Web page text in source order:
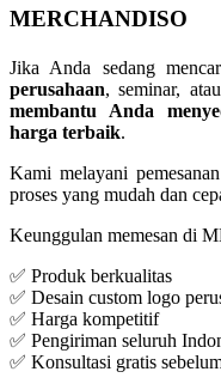
MERCHANDISO
Jika Anda sedang
perusahaan, seminar,
membantu Anda
harga terbaik.
Kami melayani
proses yang mudah dan
Keunggulan memesan di
✅ Produk berkualitas
✅ Desain custom logo
✅ Harga kompetitif
✅ Pengiriman seluruh
✅ Konsultasi gratis